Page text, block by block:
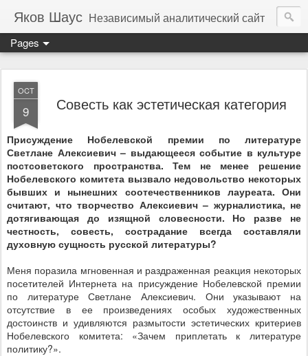
Яков Шаус Независимый аналитический сайт
Pages
OCT
9 Совесть как эстетическая категория
Присуждение Нобелевской премии по литературе
Светлане Алексиевич – выдающееся событие в культуре
постсоветского пространства. Тем не менее решение
Нобелевского комитета вызвало недовольство некоторых
бывших и нынешних соотечественников лауреата. Они
считают, что творчество Алексиевич – журналистика, не
дотягивающая до изящной словесности. Но разве не
честность, совесть, сострадание всегда составляли
духовную сущность русской литературы?
Меня поразила мгновенная и раздраженная реакция некоторых
посетителей Интернета на присуждение Нобелевской премии
по литературе Светлане Алексиевич. Они указывают на
отсутствие в ее произведениях особых художественных
достоинств и удивляются размытости эстетических критериев
Нобелевского комитета: «Зачем приплетать к литературе
политику?».